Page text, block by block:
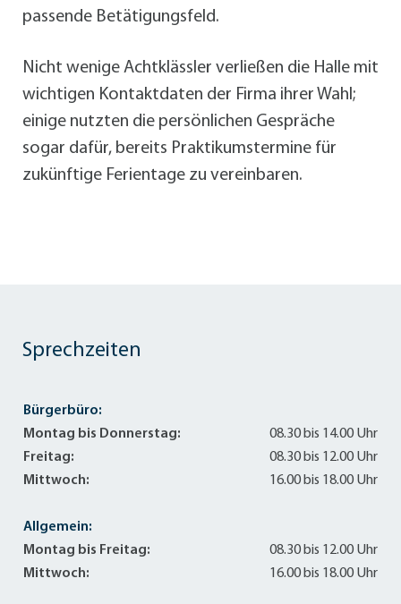
passende Betätigungsfeld.
Nicht wenige Achtklässler verließen die Halle mit
wichtigen Kontaktdaten der Firma ihrer Wahl;
einige nutzten die persönlichen Gespräche
sogar dafür, bereits Praktikumstermine für
zukünftige Ferientage zu vereinbaren.
Sprechzeiten
Bürgerbüro:
Montag bis Donnerstag:
08.30 bis 14.00 Uhr
Freitag:
08.30 bis 12.00 Uhr
Mittwoch:
16.00 bis 18.00 Uhr
Allgemein:
Montag bis Freitag:
08.30 bis 12.00 Uhr
Mittwoch:
16.00 bis 18.00 Uhr